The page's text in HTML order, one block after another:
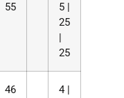
55
5 |
25
|
25
46
4 |